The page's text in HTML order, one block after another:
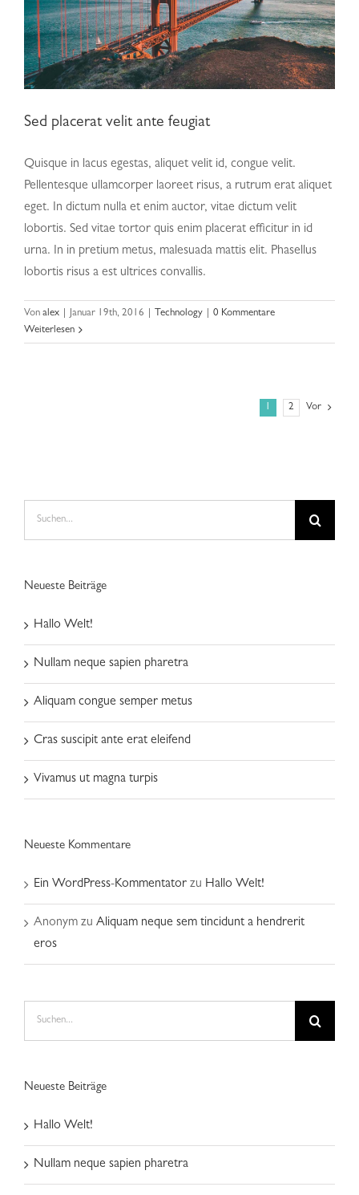
Sed placerat velit ante feugiat
Quisque in lacus egestas, aliquet velit id, congue velit.
Pellentesque ullamcorper laoreet risus, a rutrum erat aliquet
eget. In dictum nulla et enim auctor, vitae dictum velit
lobortis. Sed vitae tortor quis enim placerat efficitur in id
urna. In in pretium metus, malesuada mattis elit. Phasellus
lobortis risus a est ultrices convallis.
Von alex Januar 19th, 2016 Technology
0 Kommentare
Weiterlesen
1 2 Vor
Neueste Beiträge
Hallo Welt!
Nullam neque sapien pharetra
Aliquam congue semper metus
Cras suscipit ante erat eleifend
Vivamus ut magna turpis
Neueste Kommentare
Ein WordPress-Kommentator zu Hallo Welt!
Anonym zu Aliquam neque sem tincidunt a hendrerit
eros
Neueste Beiträge
Hallo Welt!
Nullam neque sapien pharetra